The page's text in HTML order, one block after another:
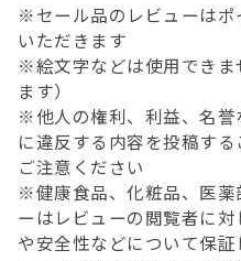
※セール品のレビューはポ
いただきます
※絵文字などは使用できま
ます）
※他人の権利、利益、名誉
に違反する内容を投稿す
ご注意ください
※健康食品、化粧品、医薬
ーはレビューの閲覧者に
や安全性などについて保